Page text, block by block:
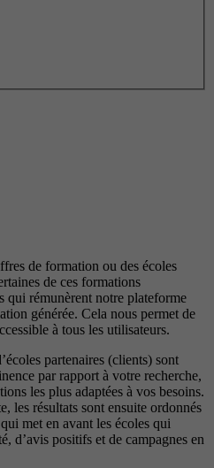
de formation ou des écoles
de ces formations
qui rémunèrent notre plateforme
générée. Cela nous permet de
à tous les utilisateurs.
partenaires (clients) sont
par rapport à votre recherche,
les plus adaptées à vos besoins.
les résultats sont ensuite ordonnés
met en avant les écoles qui
d’avis positifs et de campagnes en